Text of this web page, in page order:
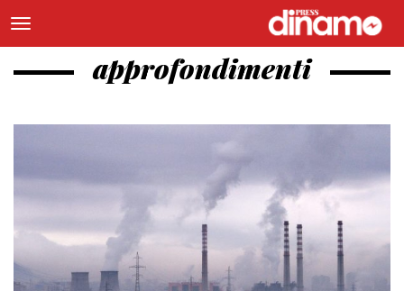
approfondimenti